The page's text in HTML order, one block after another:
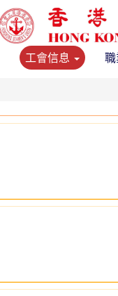
工會信息